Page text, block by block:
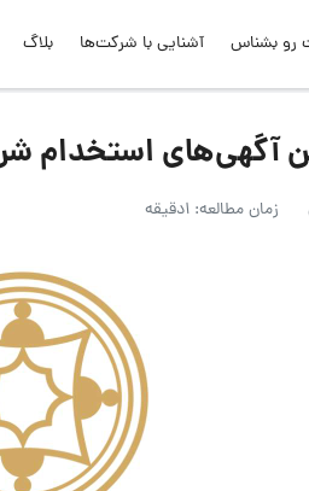
رو بشناس آشنایی با شرکت‌ها بلاگ
استخدام شرکت بورس
زمان مطالعه: 1دقیقه